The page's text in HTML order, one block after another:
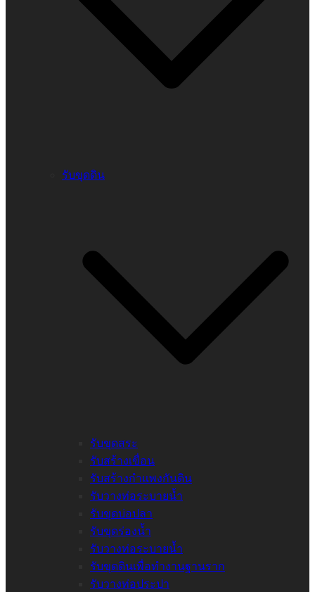
รับขุดดิน
รับขุดสระ
รับสร้างเขื่อน
รับสร้างกำแพงกันดิน
รับวางท่อระบายน้ำ
รับขุดบ่อปลา
รับขุดร่องน้ำ
รับวางท่อระบายน้ำ
รับขุดดินเพื่อทำงานฐานราก
รับวางท่อประปา